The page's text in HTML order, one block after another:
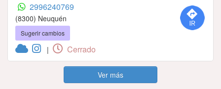
2996240769
(8300) Neuquén
Sugerir cambios
| Cerrado
Ver más